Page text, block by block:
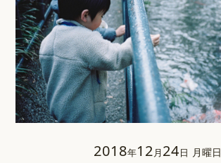
2018年12月24日 月曜日